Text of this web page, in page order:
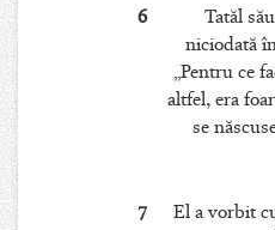
6
Tatăl
niciodată
„Pentru ce
altfel, era
se
7
El a vorbit